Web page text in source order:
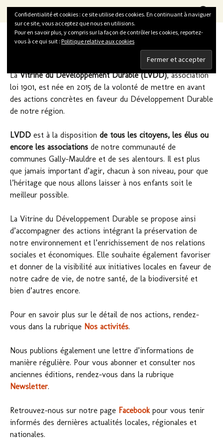
LVDD
La Vitrine du Développement Durable
Menu
Aller
au
contenu
Qui sommes-nous ?
LaVitrine du Développement Durable (LVDD), association
loi 1901, est née en 2015 de la volonté de mettre en avant
des actions concrètes en faveur du Développement Durable
de notre région.
LVDD est à la disposition de tous les citoyens, les élus ou
encore les associations de notre communauté de
communes Gally-Mauldre et de ses alentours. Il est plus
que jamais important d’agir, chacun à son niveau, pour que
l’héritage que nous allons laisser à nos enfants soit le
meilleur possible.
La Vitrine du Développement Durable se propose ainsi
d’accompagner des actions intégrant la préservation de
notre environnement et l’enrichissement de nos relations
sociales et économiques. Elle souhaite également favoriser
et donner de la visibilité aux initiatives locales en faveur de
notre cadre de vie, de notre santé, de la biodiversité et
bien d’autres encore.
Pour en savoir plus sur le détail de nos actions, rendez-
vous dans la rubrique Nos activités.
Nous publions également une lettre d’informations de
manière régulière. Pour vous abonner et consulter nos
anciennes éditions, rendez-vous dans la rubrique
Newsletter.
Retrouvez-nous sur notre page Facebookpour vous tenir
informés des dernières actualités locales, régionales et
nationales.
Confidentialité et cookies : ce site utilise des cookies. En continuant à naviguer
sur ce site, vous acceptez que nous en utilisions.
Pour en savoir plus, y compris sur la façon de contrôler les cookies, reportez-
vous à ce qui suit : Politique relative aux cookies